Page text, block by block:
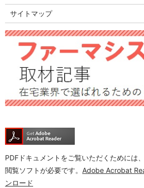
サイトマップ
PDFドキュメントをご覧いただくためには
閲覧ソフトが必要です。 Adobe Acrobat
ンロード